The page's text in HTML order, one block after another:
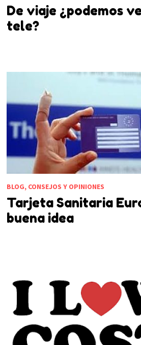
De viaje ¿podemos
tele?
BLOG, CONSEJOS Y OPINIONES
Tarjeta Sanitaria
buena idea